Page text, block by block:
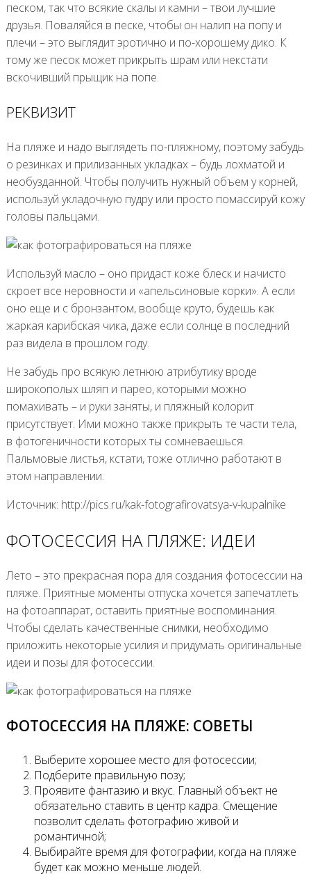
песком, так что всякие скалы и камни – твои лучшие
друзья. Поваляйся в песке, чтобы он налип на попу и
плечи – это выглядит эротично и по-хорошему дико. К
тому же песок может прикрыть шрам или некстати
вскочивший прыщик на попе.
РЕКВИЗИТ
На пляже и надо выглядеть по-пляжному, поэтому забудь
о резинках и прилизанных укладках – будь лохматой и
необузданной. Чтобы получить нужный объем у корней,
используй укладочную пудру или просто помассируй кожу
головы пальцами.
Используй масло – оно придаст коже блеск и начисто
скроет все неровности и «апельсиновые корки». А если
оно еще и с бронзантом, вообще круто, будешь как
жаркая карибская чика, даже если солнце в последний
раз видела в прошлом году.
Не забудь про всякую летнюю атрибутику вроде
широкополых шляп и парео, которыми можно
помахивать – и руки заняты, и пляжный колорит
присутствует. Ими можно также прикрыть те части тела,
в фотогеничности которых ты сомневаешься.
Пальмовые листья, кстати, тоже отлично работают в
этом направлении.
Источник: http://pics.ru/kak-fotografirovatsya-v-kupalnike
ФОТОСЕССИЯ НА ПЛЯЖЕ: ИДЕИ
Лето – это прекрасная пора для создания фотосессии на
пляже. Приятные моменты отпуска хочется запечатлеть
на фотоаппарат, оставить приятные воспоминания.
Чтобы сделать качественные снимки, необходимо
приложить некоторые усилия и придумать оригинальные
идеи и позы для фотосессии.
ФОТОСЕССИЯ НА ПЛЯЖЕ: СОВЕТЫ
Выберите хорошее место для фотосессии;
Подберите правильную позу;
Проявите фантазию и вкус. Главный объект не
обязательно ставить в центр кадра. Смещение
позволит сделать фотографию живой и
романтичной;
Выбирайте время для фотографии, когда на пляже
будет как можно меньше людей.